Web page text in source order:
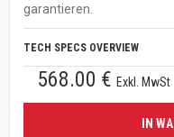
garantieren.
TECH SPECS OVERVIEW
568.00 € Exkl. MwSt
IN